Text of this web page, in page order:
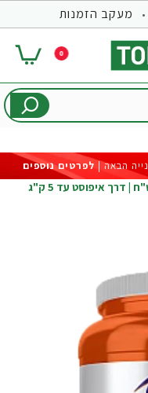
מעקב הזמנות
0
לפרטים נוספים